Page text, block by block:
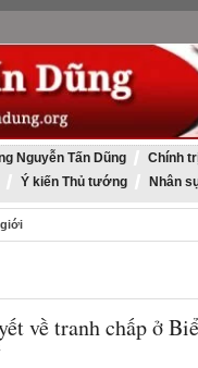
Thủ
Nguyễn Tấn Dũng Chính
Ý kiến Thủ tướng Nhân
về tranh chấp ở